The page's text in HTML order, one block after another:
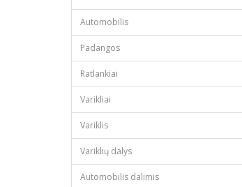
Automobilis
Padangos
Ratlankiai
Varikliai
Variklis
Variklių dalys
Automobilis dalimis